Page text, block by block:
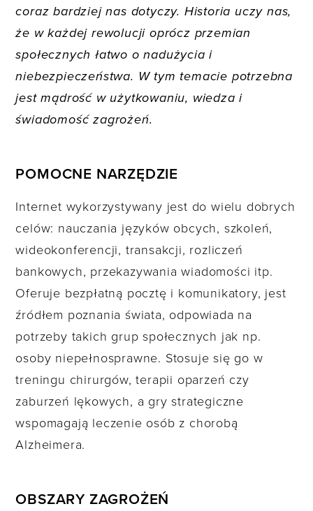
coraz bardziej nas dotyczy. Historia uczy nas,
że w każdej rewolucji oprócz przemian
społecznych łatwo o nadużycia i
niebezpieczeństwa. W tym temacie potrzebna
jest mądrość w użytkowaniu, wiedza i
świadomość zagrożeń.
POMOCNE NARZĘDZIE
Internet wykorzystywany jest do wielu dobrych
celów: nauczania języków obcych, szkoleń,
wideokonferencji, transakcji, rozliczeń
bankowych, przekazywania wiadomości itp.
Oferuje bezpłatną pocztę i komunikatory, jest
źródłem poznania świata, odpowiada na
potrzeby takich grup społecznych jak np.
osoby niepełnosprawne. Stosuje się go w
treningu chirurgów, terapii oparzeń czy
zaburzeń lękowych, a gry strategiczne
wspomagają leczenie osób z chorobą
Alzheimera.
OBSZARY ZAGROŻEŃ